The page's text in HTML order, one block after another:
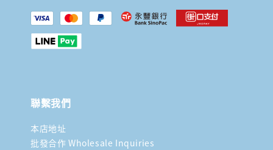
聯繫我們
本店地址
批發合作 Wholesale Inquiries